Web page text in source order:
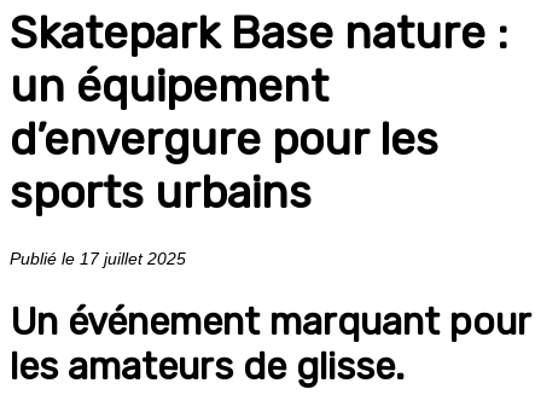
Skatepark Base nature :
un équipement
d’envergure pour les
sports urbains
Publié le 17 juillet 2025
Un événement marquant pour
les amateurs de glisse.